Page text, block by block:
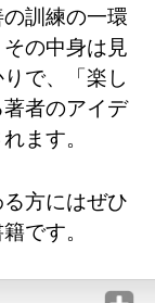
訓練の一環
の中身は見
で、「楽し
者のアイデ
ます。
方にはぜひ
です。